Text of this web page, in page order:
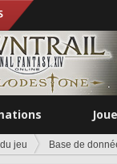
jeu Base de